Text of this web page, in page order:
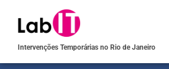
Intervenções Temporárias no Rio de Janeiro